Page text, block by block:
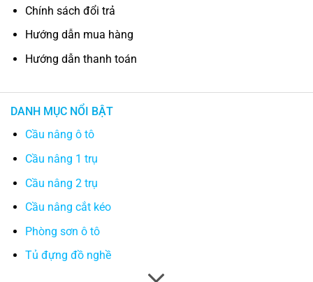
Chính sách đổi trả
Hướng dẫn mua hàng
Hướng dẫn thanh toán
DANH MỤC NỔI BẬT
Cầu nâng ô tô
Cầu nâng 1 trụ
Cầu nâng 2 trụ
Cầu nâng cắt kéo
Phòng sơn ô tô
Tủ đựng đồ nghề